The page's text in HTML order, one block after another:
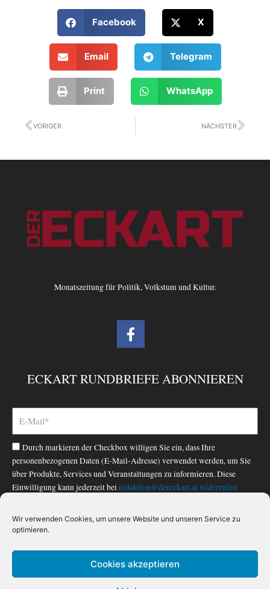
Wir verwenden Cookies, um unsere Website und unseren Service zu
optimieren.
Cookies akzeptieren
Facebook X
Email Telegram
Print WhatsApp
Zurück
VORIGER NÄCHSTER
Monatszeitung für Politik, Volkstum und Kultur.
F
a
b
o
-
f
ECKART RUNDBRIEFE ABONNIEREN
Durch markieren der Checkbox willigen Sie ein, dass Ihre
personenbezogenen Daten (E-Mail-Adresse) verwendet werden, um Sie
über Produkte, Services und Veranstaltungen zu informieren. Diese
Einwilligung kann jederzeit bei redaktion@dereckart.atwiderrufen
Datenschutzerklärung